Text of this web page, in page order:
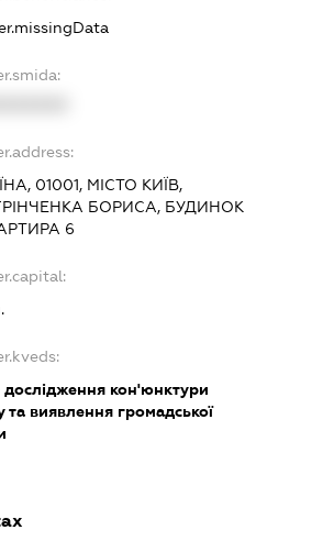
01001, МІСТО КИЇВ,
БОРИСА, БУДИНОК
6
дослідження кон'юнктури
та виявлення громадської